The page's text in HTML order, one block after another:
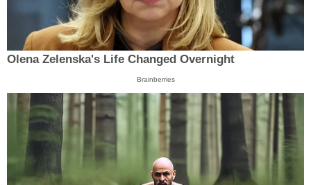
Olena Zelenska's Life Changed Overnight
Brainberries